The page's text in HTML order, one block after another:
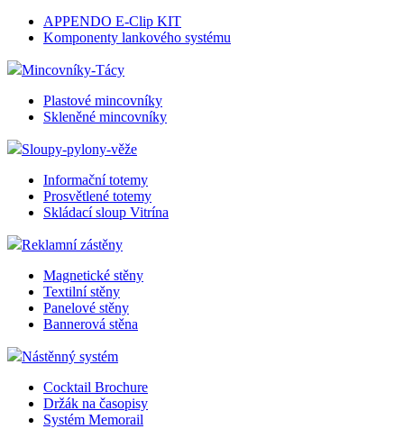
APPENDO E-Clip KIT
Komponenty lankového systému
Mincovníky-Tácy
Plastové mincovníky
Skleněné mincovníky
Sloupy-pylony-věže
Informační totemy
Prosvětlené totemy
Skládací sloup Vitrína
Reklamní zástěny
Magnetické stěny
Textilní stěny
Panelové stěny
Bannerová stěna
Nástěnný systém
Cocktail Brochure
Držák na časopisy
Systém Memorail